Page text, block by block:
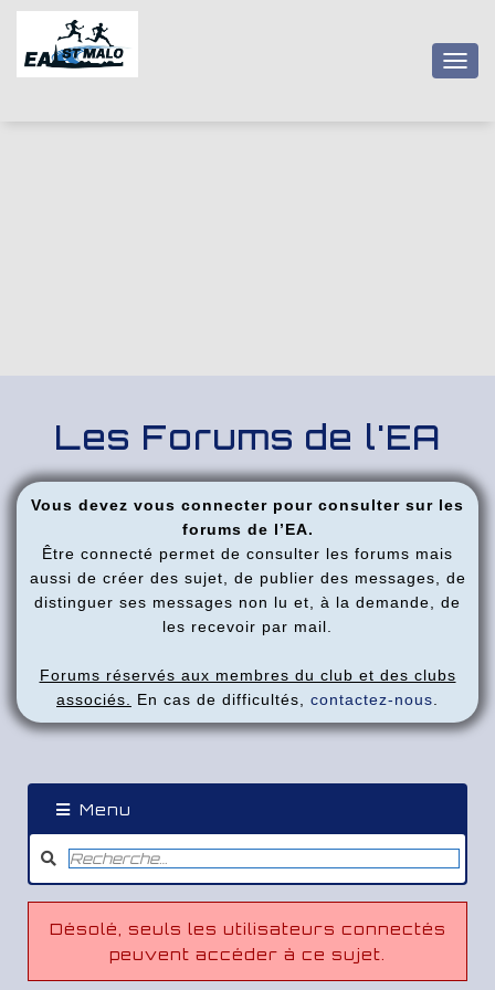
Les Forums de l'EA
Vous devez vous connecter pour consulter sur les
forums de l’EA.
Être connecté permet de consulter les forums mais
aussi de créer des sujet, de publier des messages, de
distinguer ses messages non lu et, à la demande, de
les recevoir par mail.
Forums réservés aux membres du club et des clubs
associés.
En cas de difficultés, contactez-nous
Menu
Désolé, seuls les utilisateurs connectés
peuvent accéder à ce sujet.